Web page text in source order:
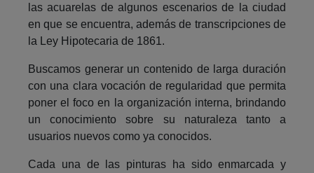
las acuarelas de algunos escenarios de la ciudad
en que se encuentra, además de transcripciones de
la Ley Hipotecaria de 1861.
Buscamos generar un contenido de larga duración
con una clara vocación de regularidad que permita
poner el foco en la organización interna, brindando
un conocimiento sobre su naturaleza tanto a
usuarios nuevos como ya conocidos.
Cada una de las pinturas ha sido enmarcada y